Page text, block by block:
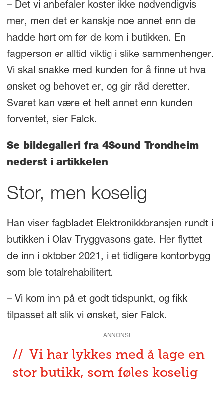
– Det vi anbefaler koster ikke nødvendigvis
mer, men det er kanskje noe annet enn de
hadde hørt om før de kom i butikken. En
fagperson er alltid viktig i slike sammenhenger.
Vi skal snakke med kunden for å finne ut hva
ønsket og behovet er, og gir råd deretter.
Svaret kan være et helt annet enn kunden
forventet, sier Falck.
Se bildegalleri fra 4Sound Trondheim
nederst i artikkelen
Stor, men koselig
Han viser fagbladet Elektronikkbransjen rundt i
butikken i Olav Tryggvasons gate. Her flyttet
de inn i oktober 2021, i et tidligere kontorbygg
som ble totalrehabilitert.
– Vi kom inn på et godt tidspunkt, og fikk
tilpasset alt slik vi ønsket, sier Falck.
ANNONSE
Vi har lykkes med å lage en
stor butikk, som føles koselig